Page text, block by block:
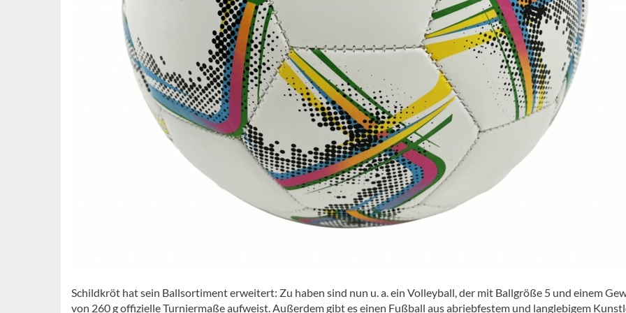
Schildkröt hat sein Ballsortiment erweitert: Zu haben sind nun u. a. ein Volleyball, der mit Ballgröße 5 und einem
von 260 g offizielle Turniermaße aufweist. Außerdem gibt es einen Fußball aus abriebfestem und langlebigem